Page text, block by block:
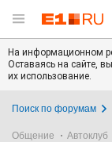
На информационном
Оставаясь на сайте,
их использование.
Поиск по форумам
Общение Автоклуб